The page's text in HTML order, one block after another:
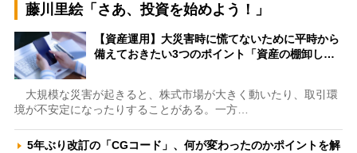
藤川里絵「さあ、投資を始めよう！」
【資産運用】大災害時に慌てないために平時から
備えておきたい3つのポイント「資産の棚卸し…
大規模な災害が起きると、株式市場が大きく動いたり、取引環
境が不安定になったりすることがある。一方…
5年ぶり改訂の「CGコード」、何が変わったのかポイントを解